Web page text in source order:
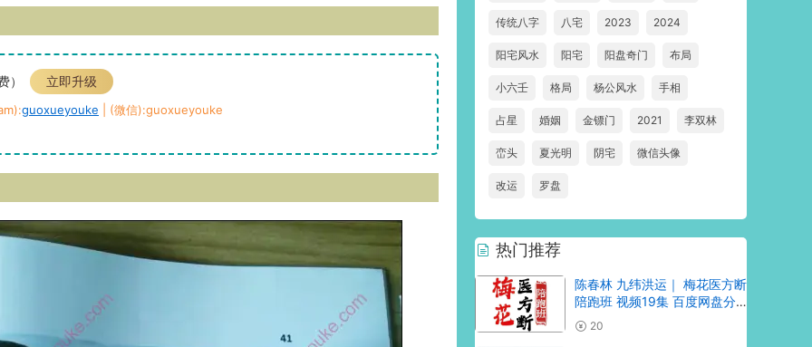
） 立即升级
guoxueyouke | (微信):guoxueyouke
传统八字 八宅 2023 2024
阳宅风水 阳宅 阳盘奇门 布局
小六壬 格局 杨公风水 手相
占星 婚姻 金镖门 2021 李双林
峦头 夏光明 阴宅 微信头像
改运 罗盘
热门推荐
陈春林 九纬洪运｜ 梅花医方断
陪跑班 视频19集 百度网盘分
享 20